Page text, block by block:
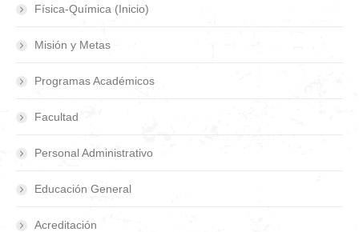
Física-Química (Inicio)
Misión y Metas
Programas Académicos
Facultad
Personal Administrativo
Educación General
Acreditación